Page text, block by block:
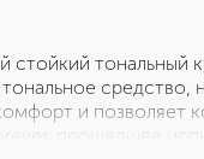
стойкий
и позволяет
прошедшее